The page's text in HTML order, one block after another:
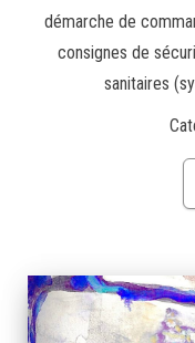
démarche de
consignes de
sanitaires